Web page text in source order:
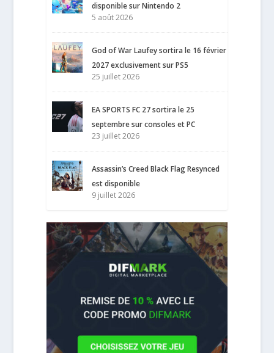
disponible sur Nintendo 2
5 août 2026
God of War Laufey sortira le 16 février
2027 exclusivement sur PS5
25 juillet 2026
EA SPORTS FC 27 sortira le 25
septembre sur consoles et PC
23 juillet 2026
Assassin’s Creed Black Flag Resynced
est disponible
9 juillet 2026